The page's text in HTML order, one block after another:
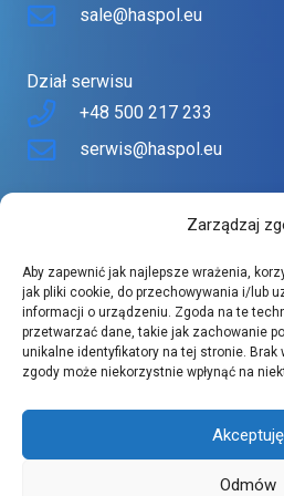
Zarządzaj
Aby zapewnić jak najlepsze wrażenia,
jak pliki cookie, do przechowywania i/lub
informacji o urządzeniu. Zgoda na te
przetwarzać dane, takie jak zachowanie
unikalne identyfikatory na tej stronie. Brak
zgody może niekorzystnie wpłynąć na
Akceptuję
Odmów
Nadstawka chłodnicza
Cena nadstawki chłodniczej
od szerokości (ilości pojemników
chłodzenia (statyczne lub
wykończenia oraz obecności
cyfrowego. Proste modele o
cm z miejscem na 6–8
szkła hartowanego i
kosztują od 4 000 do 7 000 zł.
model dopasowany do specyfiki
komfort pracy, ograniczyć straty
najwyższe standardy higieny.
sale@haspol.eu
Dział serwisu
+48 500 217 233
serwis@haspol.eu
Znajdziesz tu urządzenia
atrakcyjnych cenach.
Szeroki asortyment spełnia
klientów.